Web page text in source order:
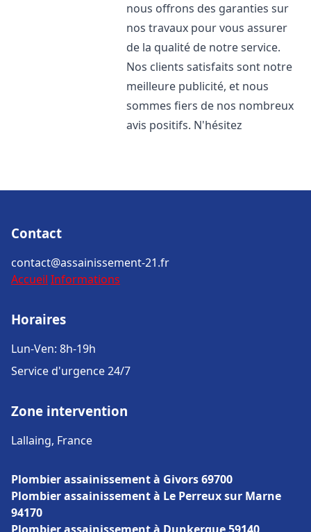
nous offrons des garanties sur
nos travaux pour vous assurer
de la qualité de notre service.
Nos clients satisfaits sont notre
meilleure publicité, et nous
sommes fiers de nos nombreux
avis positifs. N'hésitez
Contact
contact@assainissement-21.fr
Accueil Informations
Horaires
Lun-Ven: 8h-19h
Service d'urgence 24/7
Zone intervention
Lallaing, France
Plombier assainissement à Givors 69700
Plombier assainissement à Le Perreux sur Marne
94170